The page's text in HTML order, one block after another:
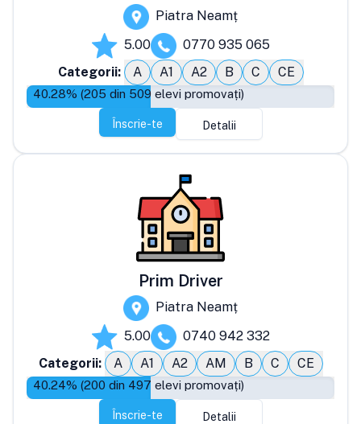
Piatra Neamț
5.00
0770 935 065
Categorii:
A A1 A2 B C CE
40.28% (205 din 509 elevi promovați)
Înscrie-te Detalii
Prim Driver
Piatra Neamț
5.00
0740 942 332
Categorii:
A A1 A2 AM B C CE
40.24% (200 din 497 elevi promovați)
Înscrie-te Detalii